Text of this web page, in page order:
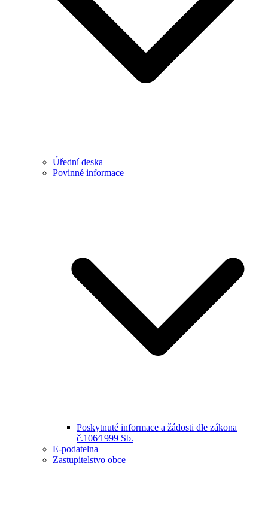
Úřední deska
Povinné informace
Poskytnuté informace a žádosti dle zákona
č.106⁄1999 Sb.
E-podatelna
Zastupitelstvo obce